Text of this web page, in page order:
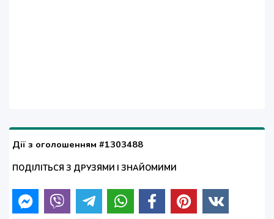
Дії з оголошенням #1303488
ПОДІЛІТЬСЯ З ДРУЗЯМИ І ЗНАЙОМИМИ